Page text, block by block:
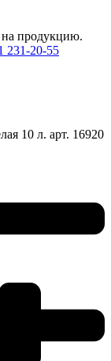
продукцию.
231-20-55
10 л. арт. 16920